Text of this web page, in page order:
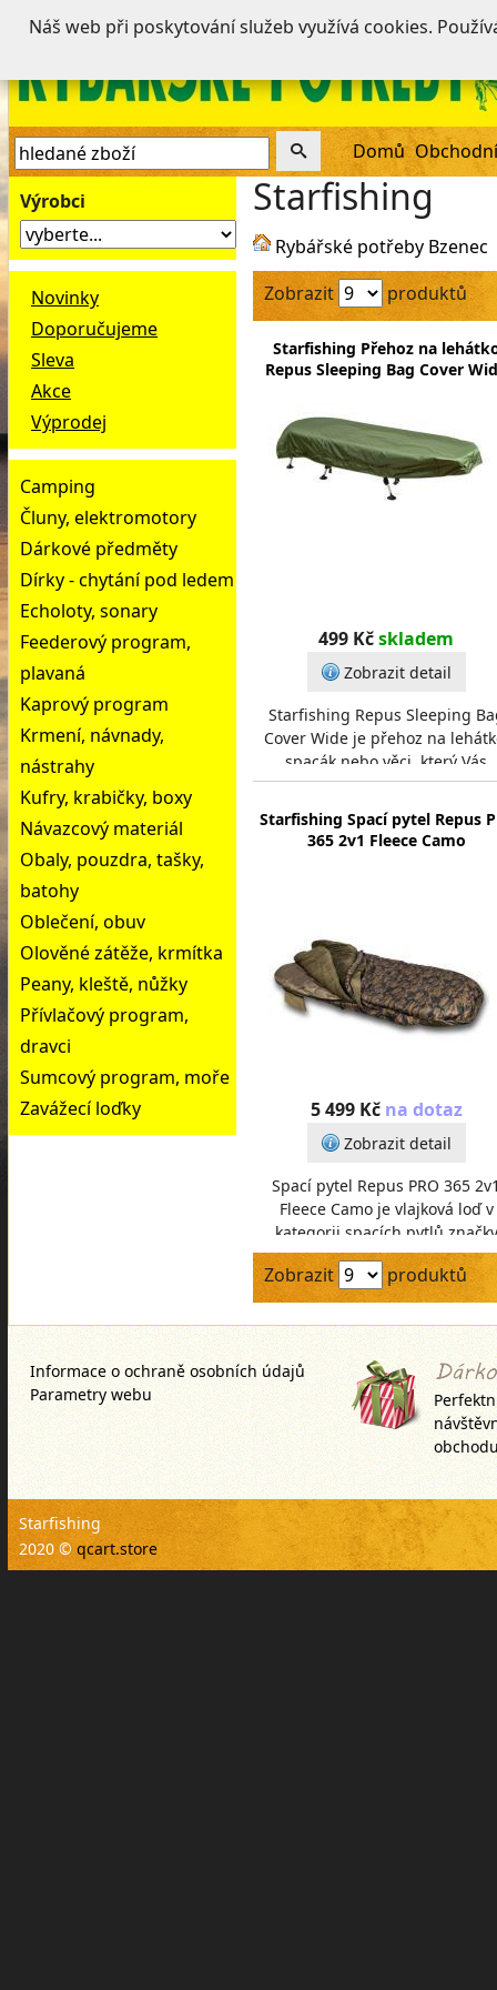
Domů
Výrobci
Novinky
Doporučujeme
Sleva
Akce
Výprodej
Camping
Čluny, elektromotory
Dárkové předměty
Dírky - chytání pod ledem
Echoloty, sonary
Feederový program,
plavaná
Kaprový program
Krmení, návnady,
nástrahy
Kufry, krabičky, boxy
Návazcový materiál
Obaly, pouzdra, tašky,
batohy
Oblečení, obuv
Olověné zátěže, krmítka
Peany, kleště, nůžky
Přívlačový program,
dravci
Sumcový program, moře
Zavážecí loďky
Starfishing
Rybářské potřeby Bzenec
Zobrazit
produktů
Starfishing Přehoz na
Repus Sleeping Bag Cover
499 Kčskladem
Zobrazit detail
Starfishing Repus Sleeping
Cover Wide je přehoz na
spacák nebo věci, který Vás
ochrání před vlhkem,
rosou, menším deš
Starfishing Spací pytel Repus
365 2v1 Fleece Camo
5 499 Kč na dotaz
Zobrazit detail
Spací pytel Repus PRO 365
Fleece Camo je vlajková loď v
kategorii spacích pytlů značky
Starfishing. Dlouhé dva roky
vyvíjeli, testo
Zobrazit produktů
Informace o ochraně osobních údajů
Parametry webu
Starfishing
2020 © qcart.store
Náš web při poskytování služeb využívá cookies.